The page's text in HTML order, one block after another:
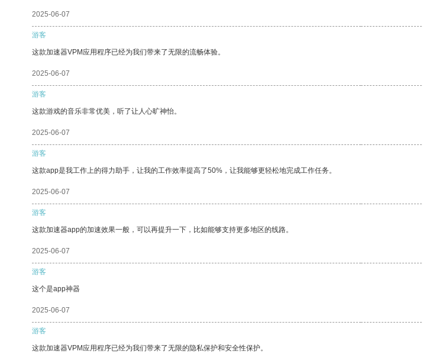
2025-06-07
游客
这款加速器VPM应用程序已经为我们带来了无限的流畅体验。
2025-06-07
游客
这款游戏的音乐非常优美，听了让人心旷神怡。
2025-06-07
游客
这款app是我工作上的得力助手，让我的工作效率提高了50%，让我能够更轻松地完成工作任务。
2025-06-07
游客
这款加速器app的加速效果一般，可以再提升一下，比如能够支持更多地区的线路。
2025-06-07
游客
这个是app神器
2025-06-07
游客
这款加速器VPM应用程序已经为我们带来了无限的隐私保护和安全性保护。